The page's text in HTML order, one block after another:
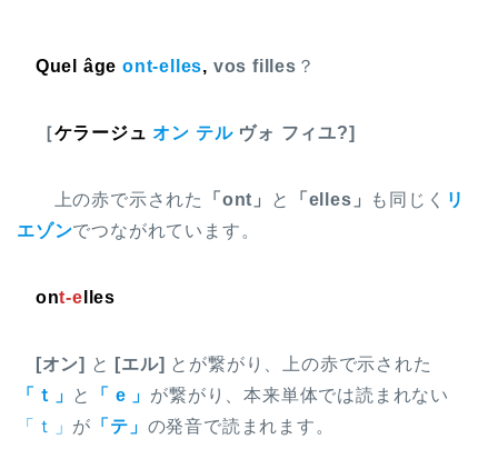
Quel âge ont-elles, vos filles ？
［ケラージュ オン テルヴォ フィユ?]
上の赤で示された 「ont」 と 「elles」 も同じく リ
エゾンでつながれています。
ont-e lles
[オン] と [エル] とが繋がり、上の赤で示された
「ｔ」
と 「 e 」 が繋がり、本来単体では読まれない
「ｔ」 が 「テ」 の発音で読まれます。